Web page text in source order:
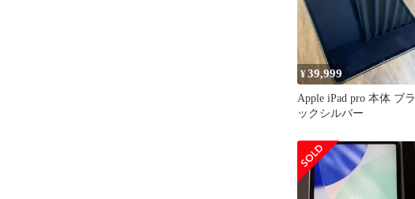
¥39,999
Apple iPad pro 本体 ブラ
ックシルバー